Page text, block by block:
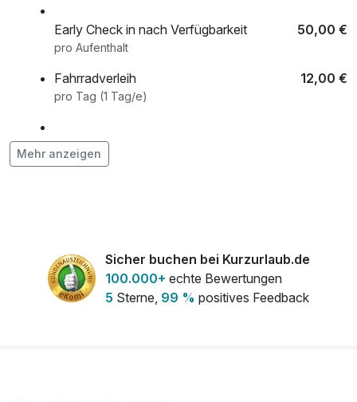
Early Check in nach Verfügbarkeit 50,00 €
pro Aufenthalt
Fahrradverleih 12,00 €
pro Tag (1 Tag/e)
Late Check-ot nach Verfügbarkeit
pro Aufenthalt
Mehr anzeigen
Sicher buchen bei Kurzurlaub.de
100.000+ echte Bewertungen
5 Sterne, 99 % positives Feedback